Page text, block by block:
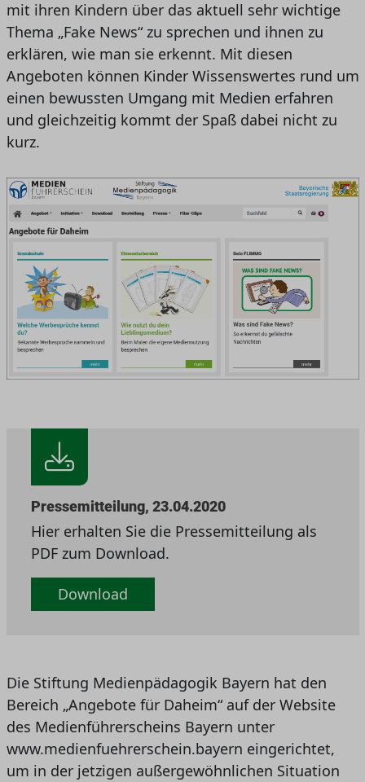
mit ihren Kindern über das aktuell sehr wichtige
Thema „Fake News“ zu sprechen und ihnen zu
erklären, wie man sie erkennt. Mit diesen
Angeboten können Kinder Wissenswertes rund um
einen bewussten Umgang mit Medien erfahren
und gleichzeitig kommt der Spaß dabei nicht zu
kurz.
Pressemitteilung, 23.04.2020
Hier erhalten Sie die Pressemitteilung als
PDF zum Download.
Download
Die Stiftung Medienpädagogik Bayern hat den
Bereich „Angebote für Daheim“ auf der Website
des Medienführerscheins Bayern unter
www.medienfuehrerschein.bayern eingerichtet,
um in der jetzigen außergewöhnlichen Situation